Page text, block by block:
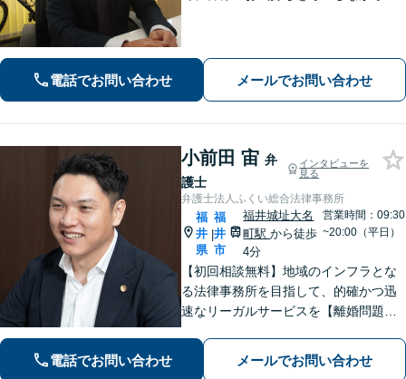
直通電話｜事前予約で夜間・休日可】
【完全個室】
電話でお問い合わせ メールでお問い合わせ
小前田 宙 弁
護士
インタビューを
見る
弁護士法人ふくい総合法律事務所
福
井
県
|
福
井
市
福井城址大名
町駅から徒歩
4分
営業時間：09:30
~20:00（平日）
【初回相談無料】地域のインフラとな
る法律事務所を目指して、的確かつ迅
速なリーガルサービスを【離婚問題】
お任せください【相続問題】福井密着
型事務所として地域特性を活かしたア
電話でお問い合わせ メールでお問い合わせ